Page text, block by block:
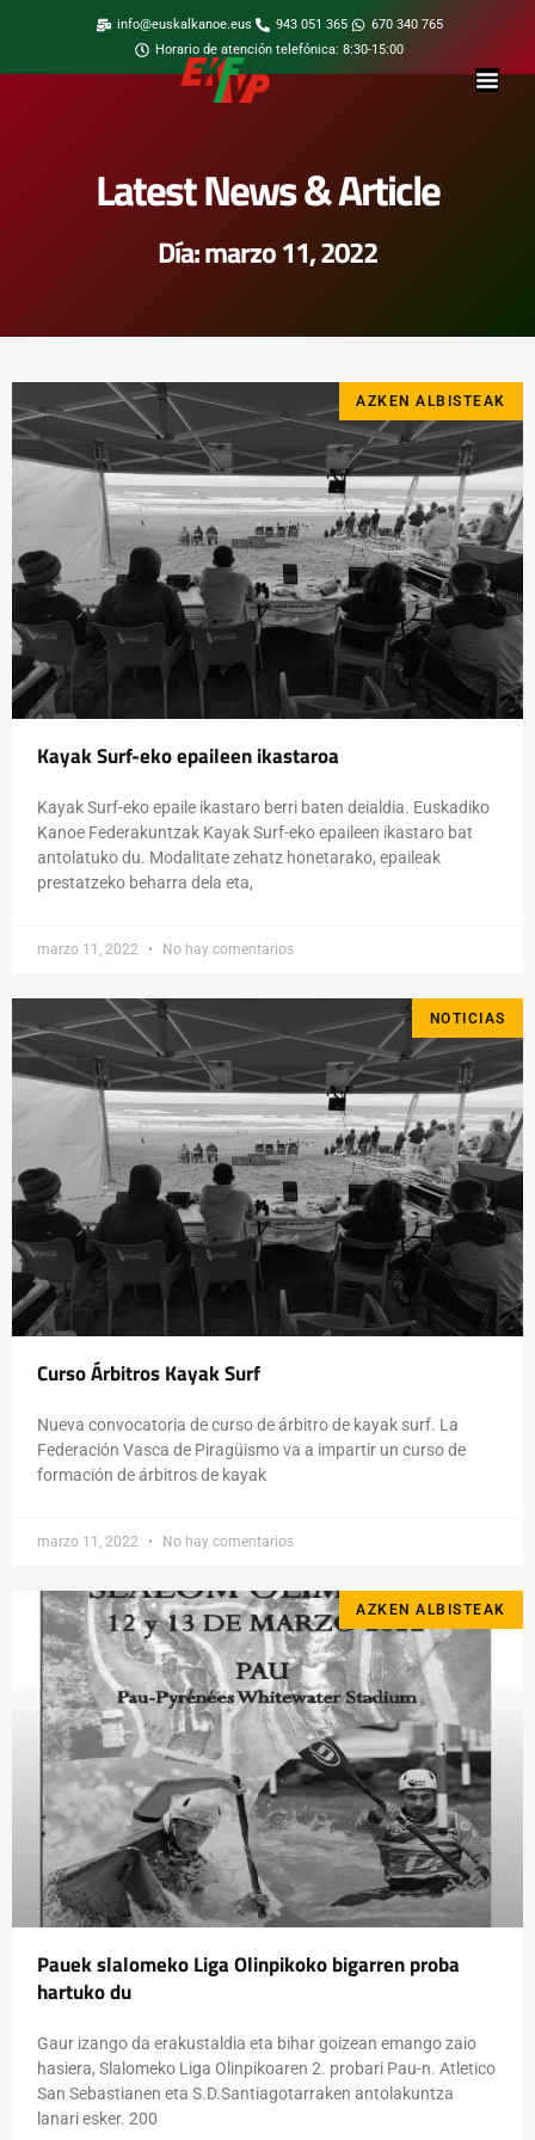
info@euskalkanoe.eus 943 051 365
670 340 765
Horario de atención telefónica: 8:30-15:00
Latest News & Article
Día: marzo 11, 2022
AZKEN ALBISTEAK
Kayak Surf-eko epaileen ikastaroa
Kayak Surf-eko epaile ikastaro berri baten deialdia. Euskadiko
Kanoe Federakuntzak Kayak Surf-eko epaileen ikastaro bat
antolatuko du. Modalitate zehatz honetarako, epaileak
prestatzeko beharra dela eta,
marzo 11, 2022 No hay comentarios
NOTICIAS
Curso Árbitros Kayak Surf
Nueva convocatoria de curso de árbitro de kayak surf. La
Federación Vasca de Piragüismo va a impartir un curso de
formación de árbitros de kayak
marzo 11, 2022 No hay comentarios
AZKEN ALBISTEAK
Pauek slalomeko Liga Olinpikoko bigarren proba
hartuko du
Gaur izango da erakustaldia eta bihar goizean emango zaio
hasiera, Slalomeko Liga Olinpikoaren 2. probari Pau-n. Atletico
San Sebastianen eta S.D.Santiagotarraken antolakuntza
lanari esker. 200